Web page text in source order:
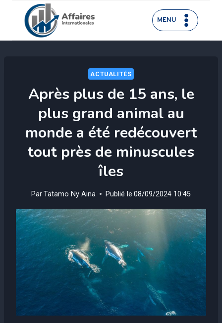
contenu
MENU
ACTUALITÉS
Après plus de 15 ans, le
plus grand animal au
monde a été redécouvert
tout près de minuscules
îles
ParTatamo Ny Aina Publié le 08/09/2024 10:45